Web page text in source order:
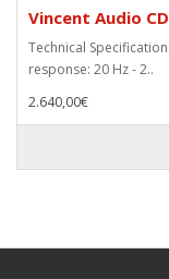
Vincent Audio
Technical
response: 20 Hz - 2..
2.640,00€